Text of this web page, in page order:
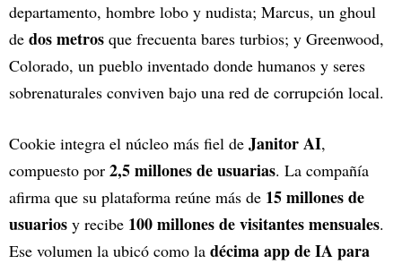
departamento, hombre lobo y nudista; Marcus, un ghoul
de dos metros que frecuenta bares turbios; y Greenwood,
Colorado, un pueblo inventado donde humanos y seres
sobrenaturales conviven bajo una red de corrupción local.
Cookie integra el núcleo más fiel de Janitor AI,
compuesto por 2,5 millones de usuarias. La compañía
afirma que su plataforma reúne más de 15 millones de
usuarios y recibe 100 millones de visitantes mensuales.
Ese volumen la ubicó como la décima app de IA para